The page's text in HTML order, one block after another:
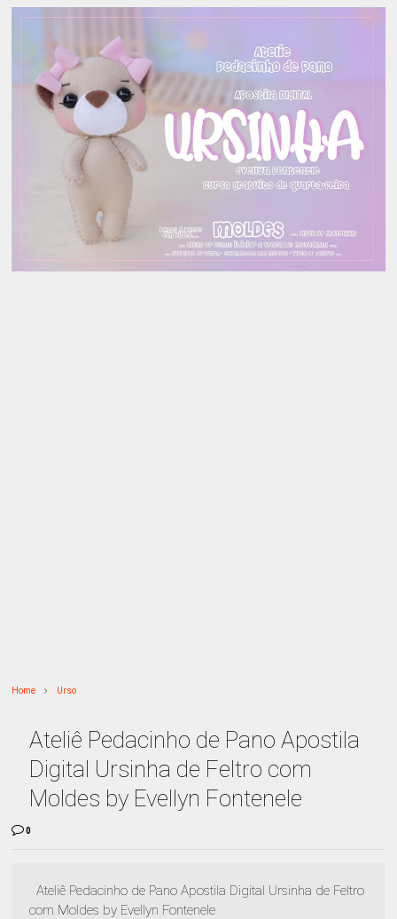
Home Urso
Ateliê Pedacinho de Pano Apostila
Digital Ursinha de Feltro com
Moldes by Evellyn Fontenele
0
Ateliê Pedacinho de Pano Apostila Digital Ursinha de Feltro
com Moldes by Evellyn Fontenele